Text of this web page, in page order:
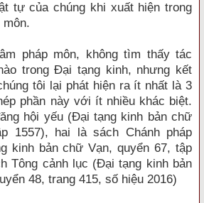
tự của chúng khi xuất hiện trong
pháp môn, không tìm thấy tác
trong Đại tạng kinh, nhưng kết
tôi lại phát hiện ra ít nhất là 3
phần này với ít nhiều khác biệt.
hội yếu (Đại tạng kinh bản chữ
1557), hai là sách Chánh pháp
kinh bản chữ Vạn, quyển 67, tập
Tông cảnh lục (Đại tạng kinh bản
48, trang 415, số hiệu 2016)